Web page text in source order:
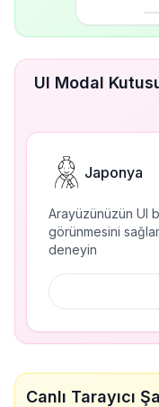
UI Modal
Japonya
Arayüzünüzün UI
görünmesini
deneyin
Canlı Tarayıcı